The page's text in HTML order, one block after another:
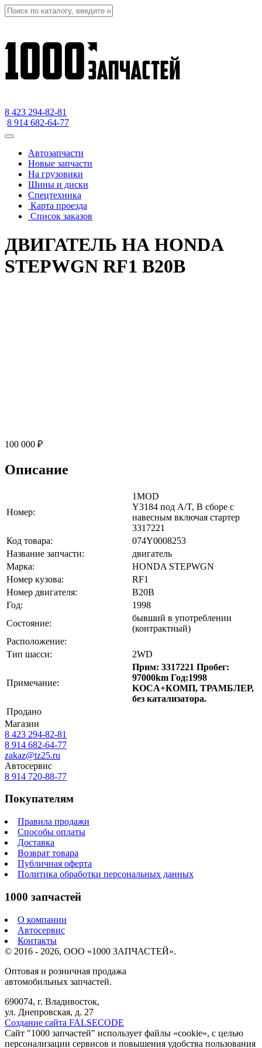
8 423 294-82-81
8 914 682-64-77
Автозапчасти
Новые запчасти
На грузовики
Шины и диски
Спецтехника
Карта проезда
Список заказов
ДВИГАТЕЛЬ НА HONDA
STEPWGN RF1 B20B
100 000 ₽
Описание
Номер:
1MOD
Y3184 под A/T, В сборе с
навесным включая стартер
3317221
Код товара:
074Y0008253
Название запчасти:
двигатель
Марка:
HONDA STEPWGN
Номер кузова:
RF1
Номер двигателя:
B20B
Год:
1998
Состояние:
бывший в употреблении
(контрактный)
Расположение:
Тип шасси:
2WD
Примечание:
Прим: 3317221 Пробег:
97000km Год:1998
KOCA+КОМП, ТРАМБЛЕР,
без катализатора.
Продано
Магазин
8 423 294-82-81
8 914 682-64-77
zakaz@tz25.ru
Автосервис
8 914 720-88-77
Покупателям
Правила продажи
Способы оплаты
Доставка
Возврат товара
Публичная оферта
Политика обработки персональных данных
1000 запчастей
О компании
Автосервис
Контакты
© 2016 - 2026, ООО «1000 ЗАПЧАСТЕЙ».
Оптовая и розничная продажа
автомобильных запчастей.
690074, г. Владивосток,
ул. Днепровская, д. 27
Создание сайта FALSECODE
Сайт "1000 запчастей" использует файлы «cookie», с целью
персонализации сервисов и повышения удобства пользования